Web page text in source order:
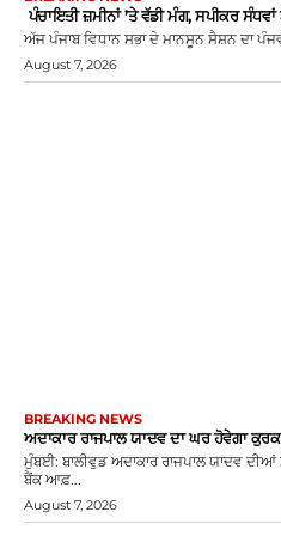
ਪੰਚਾਇਤੀ ਜ਼ਮੀਨਾਂ ’ਤੇ ਵੱਡੀ ਮੰਗ, ਸਪੀਕਰ
ਅੱਜ ਪੰਜਾਬ ਵਿਧਾਨ ਸਭਾ ਦੇ ਮਾਨਸੂਨ ਸੈਸ਼ਨ ਦਾ
August 7, 2026
BREAKING NEWS
ਅਦਾਕਾਰ ਰਾਜਪਾਲ ਯਾਦਵ ਦਾ ਘਰ ਹੋਵੇਗਾ ਕੁਰਕ
ਮੁੰਬਈ: ਬਾਲੀਵੁਡ ਅਦਾਕਾਰ ਰਾਜਪਾਲ ਯਾਦਵ
ਬੈਂਕ ਆਫ਼...
August 7, 2026